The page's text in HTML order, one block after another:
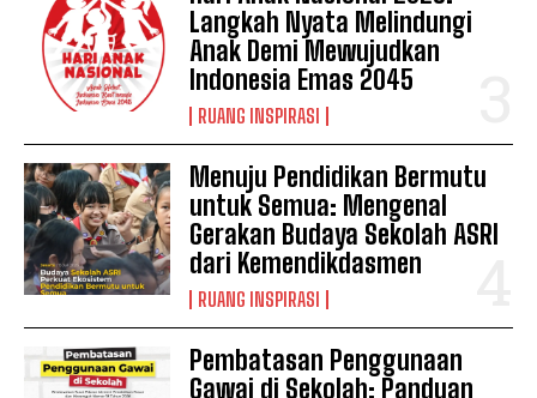
Langkah Nyata Melindungi
Anak Demi Mewujudkan
Indonesia Emas 2045
RUANG INSPIRASI
Menuju Pendidikan Bermutu
untuk Semua: Mengenal
Gerakan Budaya Sekolah ASRI
dari Kemendikdasmen
RUANG INSPIRASI
Pembatasan Penggunaan
Gawai di Sekolah: Panduan